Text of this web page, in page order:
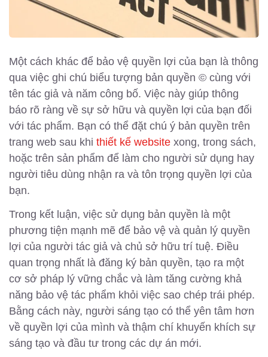
Một cách khác để bảo vệ quyền lợi của bạn là thông
qua việc ghi chú biểu tượng bản quyền © cùng với
tên tác giả và năm công bố. Việc này giúp thông
báo rõ ràng về sự sở hữu và quyền lợi của bạn đối
với tác phẩm. Bạn có thể đặt chú ý bản quyền trên
trang web sau khi thiết kế website xong, trong sách,
hoặc trên sản phẩm để làm cho người sử dụng hay
người tiêu dùng nhận ra và tôn trọng quyền lợi của
bạn.
Trong kết luận, việc sử dụng bản quyền là một
phương tiện mạnh mẽ để bảo vệ và quản lý quyền
lợi của người tác giả và chủ sở hữu trí tuệ. Điều
quan trọng nhất là đăng ký bản quyền, tạo ra một
cơ sở pháp lý vững chắc và làm tăng cường khả
năng bảo vệ tác phẩm khỏi việc sao chép trái phép.
Bằng cách này, người sáng tạo có thể yên tâm hơn
về quyền lợi của mình và thậm chí khuyến khích sự
sáng tạo và đầu tư trong các dự án mới.